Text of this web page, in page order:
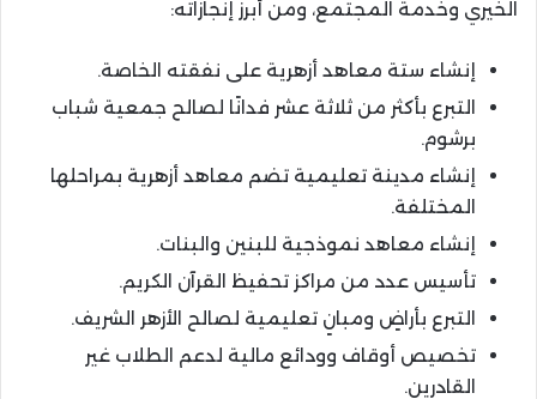
الخيري وخدمة المجتمع، ومن أبرز إنجازاته:
إنشاء ستة معاهد أزهرية على نفقته الخاصة.
التبرع بأكثر من ثلاثة عشر فدانًا لصالح جمعية شباب
برشوم.
إنشاء مدينة تعليمية تضم معاهد أزهرية بمراحلها
المختلفة.
إنشاء معاهد نموذجية للبنين والبنات.
تأسيس عدد من مراكز تحفيظ القرآن الكريم.
التبرع بأراضٍ ومبانٍ تعليمية لصالح الأزهر الشريف.
تخصيص أوقاف وودائع مالية لدعم الطلاب غير
القادرين.